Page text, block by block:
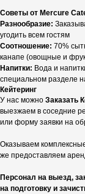
Советы от Mercure
Разнообразие:
угодить всем гостям
Соотношение: 70%
канапе (овощные и
Напитки: Вода и
специальном разделе
Кейтеринг
У нас можно Заказать
выезжаем в соседние
или форму заявки на
Оказываем
же предоставляем
Персонал на выезд,
на подготовку и